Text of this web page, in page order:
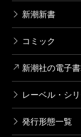
新潮新書
コミック
新潮社の電子
レーベル・シ
発行形態一覧